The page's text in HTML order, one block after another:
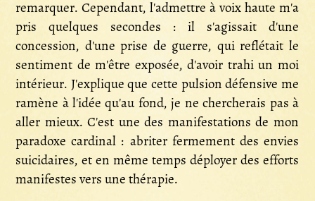
remarquer. Cependant, l'admettre à voix haute m'a
pris quelques secondes : il s'agissait d'une
concession, d'une prise de guerre, qui reflétait le
sentiment de m'être exposée, d'avoir trahi un moi
intérieur. J'explique que cette pulsion défensive me
ramène à l'idée qu'au fond, je ne chercherais pas à
aller mieux. C'est une des manifestations de mon
paradoxe cardinal : abriter fermement des envies
suicidaires, et en même temps déployer des efforts
manifestes vers une thérapie.